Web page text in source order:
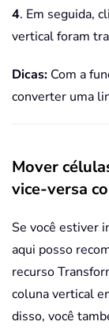
4. Em seguida,
vertical foram
Dicas: Com a
converter uma
Mover
vice-versa
Se você estiver
aqui posso
recurso
coluna vertical
disso, você